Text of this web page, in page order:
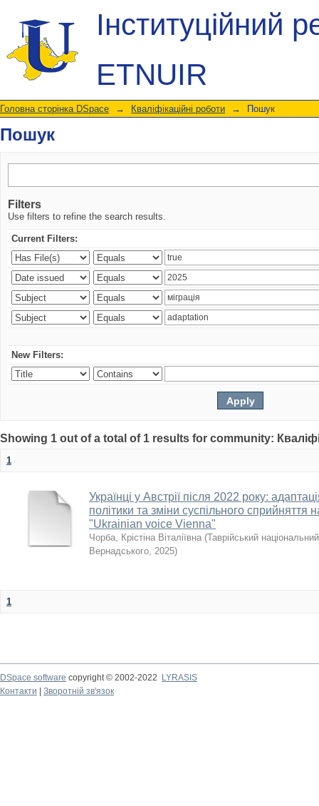
Інституційний
ETNUIR
Головна сторінка DSpace → Кваліфікаційні роботи → Пошук
Пошук
Filters
Use filters to refine the search results.
Current Filters:
New Filters:
Showing 1 out of a total of 1 results for community:
1
Українці у Австрії після 2022 року:
політики та зміни суспільного сприйняття
"Ukrainian voice Vienna"
Чорба, Крістіна Віталіївна (Таврійський
Вернадського, 2025)
1
DSpace software copyright © 2002-2022
LYRASIS
Контакти
Зворотній зв'язок